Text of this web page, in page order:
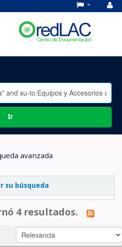
Ir
avanzada
su búsqueda
4 resultados.